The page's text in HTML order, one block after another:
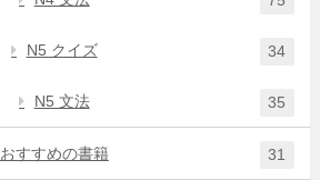
N5 クイズ 34
N5 文法 35
おすすめの書籍 31